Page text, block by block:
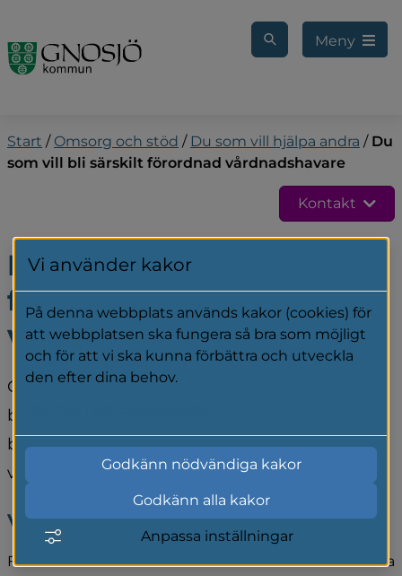
Meny
Start / Omsorg och stöd / Du som vill hjälpa andra / Du
som vill bli särskilt förordnad vårdnadshavare
Kontakt
Du som vill bli särskilt
förordnad
vårdnadshavare
Oftast är föräldrarna vårdnadshavare för sitt
barn. Om de är olämpliga eller inte kan,
behöver barnet en särskilt förordnad
vårdnadshavare.
Vad krävs?
För att bli särskilt förordnad vårdnadshavare ska du ha
Vi använder kakor
På denna webbplats används kakor (cookies) för
att webbplatsen ska fungera så bra som möjligt
och för att vi ska kunna förbättra och utveckla
den efter dina behov.
Godkänn nödvändiga kakor
Godkänn alla kakor
Anpassa inställningar